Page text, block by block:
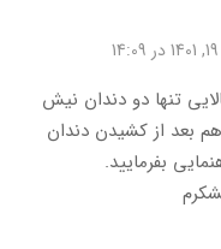
تنها دو دندان نیش
بعد از کشیدن دندان
بفرمایید.